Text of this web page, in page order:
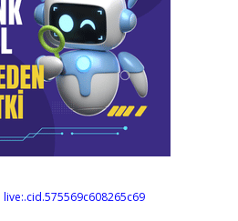
live:.cid.575569c608265c69